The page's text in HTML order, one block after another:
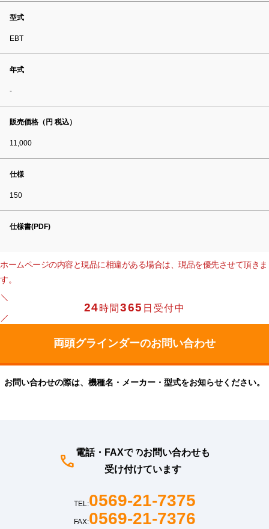
型式
EBT
年式
-
販売価格（円 税込）
11,000
仕様
150
仕様書(PDF)
ホームページの内容と現品に相違がある場合は、現品を優先させて頂きま
す。
24時間365 日受付中
お問い合わせの際は、機種名・メーカー・型式をお知らせください。
電話・FAXでのお問い合わせも
受け付けています
TEL:0569-21-7375
FAX:0569-21-7376